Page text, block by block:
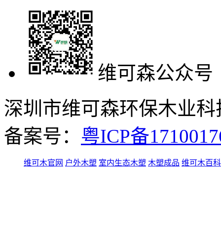
维可森公众号
深圳市维可森环保木业
备案号： 粤ICP备
维可木官网 户外木塑 室内生态木塑 木塑成品 维可木百科